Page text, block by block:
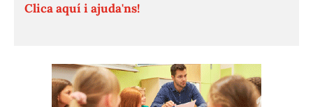
Clica aquí i ajuda'ns!